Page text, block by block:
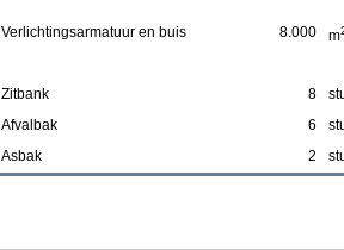
Verlichtingsarmatuur en buis 8.000 m
Zitbank 8
Afvalbak
6
Asbak
2